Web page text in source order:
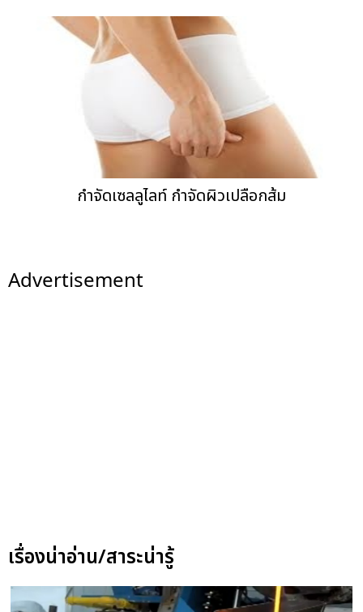
กำจัดเซลลูไลท์ กำจัดผิวเปลือกส้ม
Advertisement
เรื่องน่าอ่าน/สาระน่ารู้